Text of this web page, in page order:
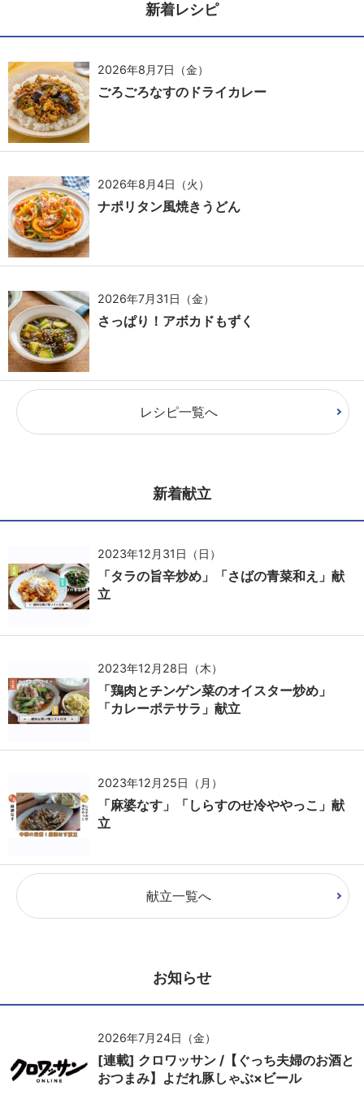
新着レシピ
2026年8月7日（金）
ごろごろなすのドライカレー
2026年8月4日（火）
ナポリタン風焼きうどん
2026年7月31日（金）
さっぱり！アボカドもずく
レシピ一覧へ
新着献立
2023年12月31日（日）
「タラの旨辛炒め」「さばの青菜和え」献
立
2023年12月28日（木）
「鶏肉とチンゲン菜のオイスター炒め」
「カレーポテサラ」献立
2023年12月25日（月）
「麻婆なす」「しらすのせ冷ややっこ」献
立
献立一覧へ
お知らせ
2026年7月24日（金）
[連載] クロワッサン /【ぐっち夫婦のお酒と
おつまみ】よだれ豚しゃぶ×ビール